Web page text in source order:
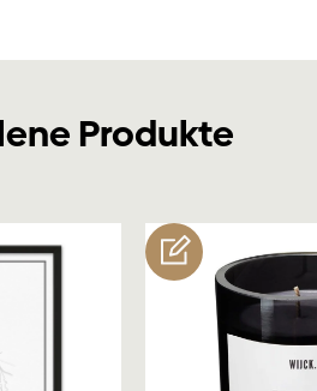
Produkte
customize